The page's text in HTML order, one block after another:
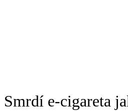
Smrdí e-cigareta